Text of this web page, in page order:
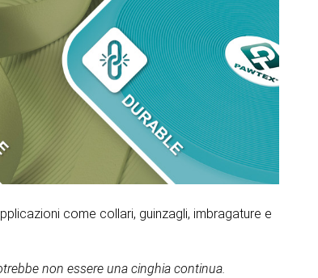
come collari, guinzagli, imbragature e
non essere una cinghia continua.